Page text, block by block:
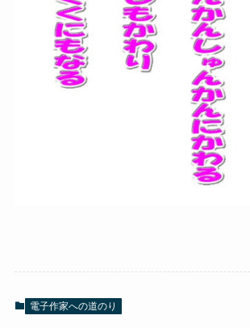
電子作家への道のり